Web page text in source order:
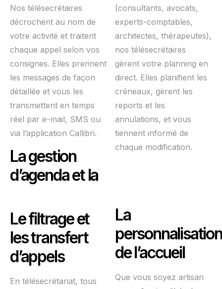
Nos télésecrétaires
décrochent au nom de
votre activité et traitent
chaque appel selon vos
consignes. Elles prennent
les messages de façon
détaillée et vous les
transmettent en temps
réel par e-mail, SMS ou
via l’application Callibri.
La gestion
d’agenda et la
(consultants, avocats,
experts-comptables,
architectes, thérapeutes),
nos télésecrétaires
gèrent votre planning en
direct. Elles planifient les
créneaux, gèrent les
reports et les
annulations, et vous
tiennent informé de
chaque modification.
Le filtrage et
les transfert
d’appels
En télésecrétariat, tous
La
personnalisation
de l’accueil
Que vous soyez artisan